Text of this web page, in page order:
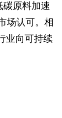
碳原料加速
场认可。相
业向可持续